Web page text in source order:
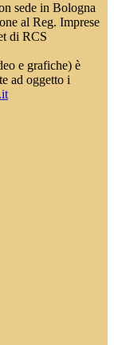
sede in Bologna
al Reg. Imprese
di RCS
e grafiche) è
ad oggetto i